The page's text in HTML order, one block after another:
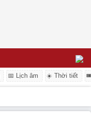
📅 Lịch âm ☀️ Thời tiết